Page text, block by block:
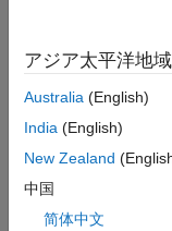
れ
い
ま
せ
ご
希
アジア太平洋地域
Australia (English)
India (English)
New Zealand
中国
简体中文